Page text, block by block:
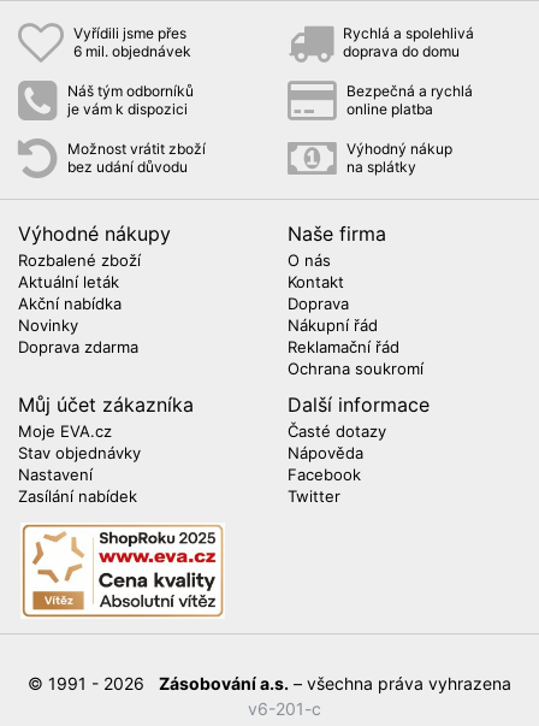
Vyřídili jsme přes
6 mil. objednávek
Rychlá a spolehlivá
doprava do domu
Náš tým odborníků
je vám k dispozici
Bezpečná a rychlá
online platba
Možnost vrátit zboží
bez udání důvodu
Výhodný nákup
na splátky
Výhodné nákupy
Rozbalené zboží
Aktuální leták
Akční nabídka
Novinky
Doprava zdarma
Naše firma
O nás
Kontakt
Doprava
Nákupní řád
Reklamační řád
Ochrana soukromí
Můj účet zákazníka
Moje EVA.cz
Stav objednávky
Nastavení
Zasílání nabídek
Další informace
Časté dotazy
Nápověda
Facebook
Twitter
© 1991 - 2026 Zásobování a.s. – všechna práva vyhrazena
v6-201-c